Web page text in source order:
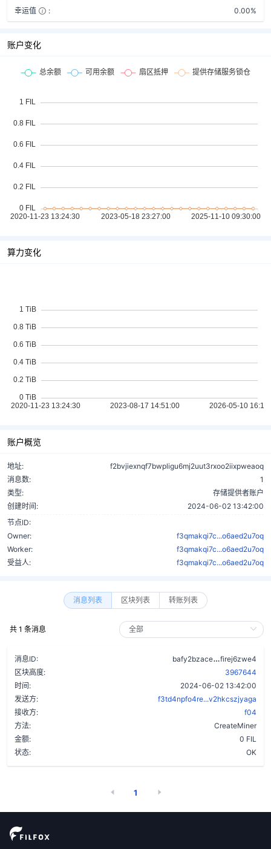
幸运值
: 0.00%
账户变化
算力变化
账户概览
地址:
f2bvjiexnqf7bwpligu6mj2uut3rxoo2iixpweaoq
消息数:
1
类型:
存储提供者账户
创建时间:
2024-06-02 13:42:00
节点ID:
Owner:
f3qmakqi7c...o6aed2u7oq
Worker:
f3qmakqi7c...o6aed2u7oq
受益人:
f3qmakqi7c...o6aed2u7oq
消息列表 区块列表 转账列表
共 1 条消息
消息ID: bafy2bzace
firej6zwe4
区块高度:
3967644
时间:
2024-06-02 13:42:00
发送方:
f3td4npfo4re...v2hkcszjyaga
接收方:
f04
方法:
CreateMiner
金额:
0 FIL
状态:
OK
1